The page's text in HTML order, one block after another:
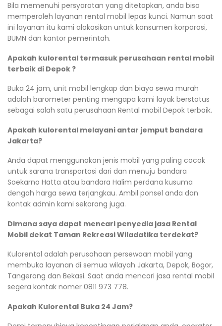
Bila memenuhi persyaratan yang ditetapkan, anda bisa
memperoleh layanan rental mobil lepas kunci. Namun saat
ini layanan itu kami alokasikan untuk konsumen korporasi,
BUMN dan kantor pemerintah.
Apakah kulorental termasuk perusahaan rental mobil
terbaik di Depok ?
Buka 24 jam, unit mobil lengkap dan biaya sewa murah
adalah barometer penting mengapa kami layak berstatus
sebagai salah satu perusahaan Rental mobil Depok terbaik.
Apakah kulorental melayani antar jemput bandara
Jakarta?
Anda dapat menggunakan jenis mobil yang paling cocok
untuk sarana transportasi dari dan menuju bandara
Soekarno Hatta atau bandara Halim perdana kusuma
dengah harga sewa terjangkau. Ambil ponsel anda dan
kontak admin kami sekarang juga.
Dimana saya dapat mencari penyedia jasa Rental
Mobil dekat Taman Rekreasi Wiladatika terdekat?
Kulorental adalah perusahaan persewaan mobil yang
membuka layanan di semua wilayah Jakarta, Depok, Bogor,
Tangerang dan Bekasi. Saat anda mencari jasa rental mobil
segera kontak nomer 0811 973 778.
Apakah Kulorental Buka 24 Jam?